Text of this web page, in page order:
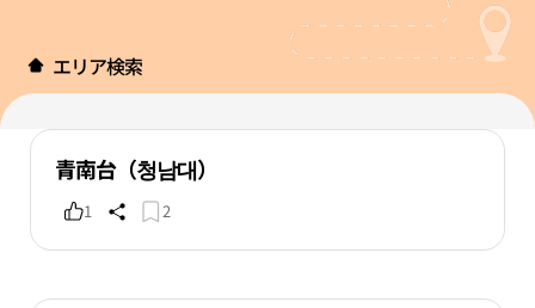
エリア検索
青南台（청남대）
1 2